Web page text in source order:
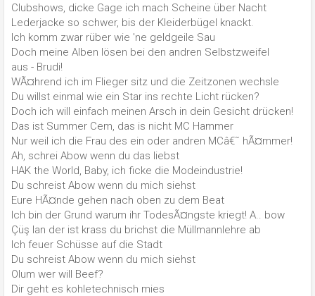
Clubshows, dicke Gage ich mach Scheine über Nacht
Lederjacke so schwer, bis der Kleiderbügel knackt.
Ich komm zwar rüber wie 'ne geldgeile Sau
Doch meine Alben lösen bei den andren Selbstzweifel
aus - Brudi!
WÃ¤hrend ich im Flieger sitz und die Zeitzonen wechsle
Du willst einmal wie ein Star ins rechte Licht rücken?
Doch ich will einfach meinen Arsch in dein Gesicht drücken!
Das ist Summer Cem, das is nicht MC Hammer
Nur weil ich die Frau des ein oder andren MCâ€˜ hÃ¤mmer!
Ah, schrei Abow wenn du das liebst
HAK the World, Baby, ich ficke die Modeindustrie!
Du schreist Abow wenn du mich siehst
Eure HÃ¤nde gehen nach oben zu dem Beat
Ich bin der Grund warum ihr TodesÃ¤ngste kriegt! A.. bow
Çüş lan der ist krass du brichst die Müllmannlehre ab
Ich feuer Schüsse auf die Stadt
Du schreist Abow wenn du mich siehst
Olum wer will Beef?
Dir geht es kohletechnisch mies